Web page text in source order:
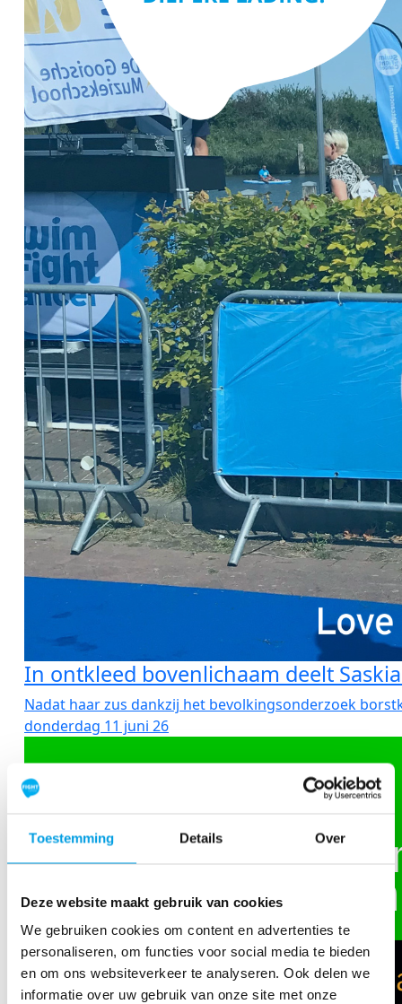
Toestemming Details Over
Deze website maakt gebruik van cookies
We gebruiken cookies om content en advertenties te
personaliseren, om functies voor social media te bieden
en om ons websiteverkeer te analyseren. Ook delen we
informatie over uw gebruik van onze site met onze
In ontkleed bovenlichaam deelt
Nadat haar zus dankzij het bevolkingsonderzoek
donderdag 11 juni 26